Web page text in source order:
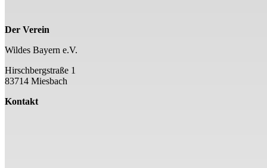
Der Verein
Wildes Bayern e.V.
Hirschbergstraße 1
83714 Miesbach
Kontakt